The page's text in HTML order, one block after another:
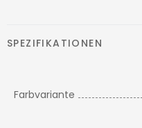
SPEZIFIKATIONEN
Farbvariante